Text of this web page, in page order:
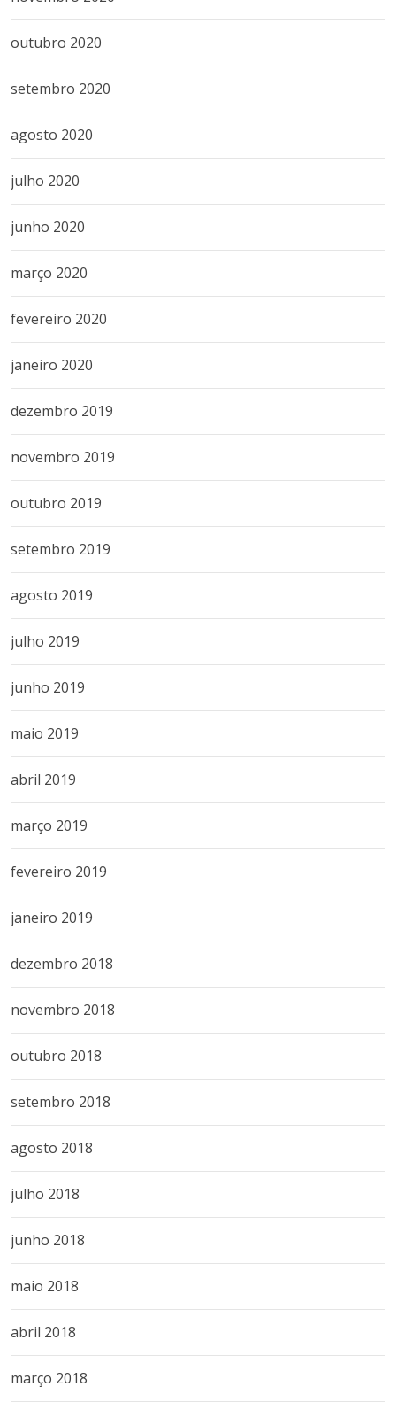
outubro 2020
setembro 2020
agosto 2020
julho 2020
junho 2020
março 2020
fevereiro 2020
janeiro 2020
dezembro 2019
novembro 2019
outubro 2019
setembro 2019
agosto 2019
julho 2019
junho 2019
maio 2019
abril 2019
março 2019
fevereiro 2019
janeiro 2019
dezembro 2018
novembro 2018
outubro 2018
setembro 2018
agosto 2018
julho 2018
junho 2018
maio 2018
abril 2018
março 2018